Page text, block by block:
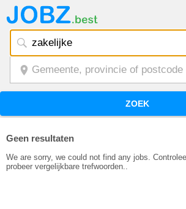
ZOEK
Geen resultaten
We are sorry, we could not find any jobs.
probeer vergelijkbare trefwoorden..